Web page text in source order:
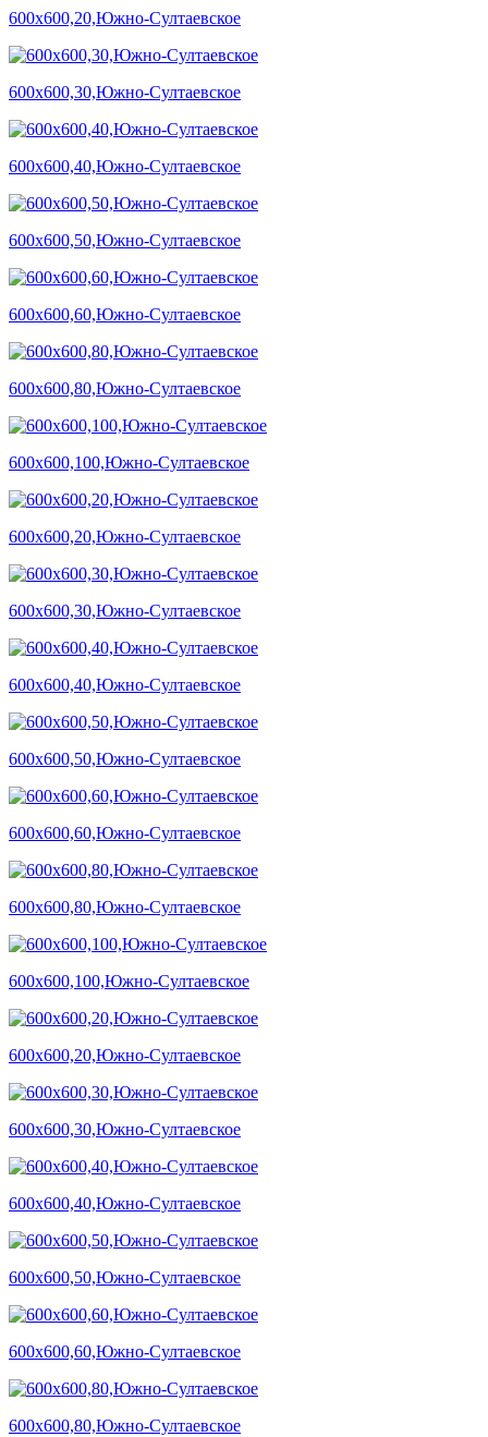
600х600,20,Южно-Султаевское
600х600,30,Южно-Султаевское
600х600,40,Южно-Султаевское
600х600,50,Южно-Султаевское
600х600,60,Южно-Султаевское
600х600,80,Южно-Султаевское
600х600,100,Южно-Султаевское
600х600,20,Южно-Султаевское
600х600,30,Южно-Султаевское
600х600,40,Южно-Султаевское
600х600,50,Южно-Султаевское
600х600,60,Южно-Султаевское
600х600,80,Южно-Султаевское
600х600,100,Южно-Султаевское
600х600,20,Южно-Султаевское
600х600,30,Южно-Султаевское
600х600,40,Южно-Султаевское
600х600,50,Южно-Султаевское
600х600,60,Южно-Султаевское
600х600,80,Южно-Султаевское